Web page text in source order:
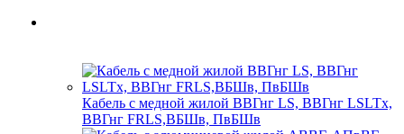
Кабель с медной жилой ВВГнг LS, ВВГнг LSLTx,
ВВГнг FRLS,ВБШв, ПвБШв